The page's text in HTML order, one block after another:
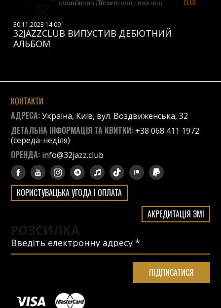
30.11.2023 14:09
32JAZZCLUB ВИПУСТИВ ДЕБЮТНИЙ
АЛЬБОМ
КОНТАКТИ
АДРЕСА:Україна, Київ, вул. Воздвиженська, 32
ДЕТАЛЬНА ІНФОРМАЦІЯ ТА КВИТКИ: +38 068 411 1972
(середа-неділя)
ОРЕНДА: info@32jazz.club
КОРИСТУВАЦЬКА УГОДА І ОПЛАТА
АКРЕДИТАЦІЯ ЗМІ
РОЗСИЛКА